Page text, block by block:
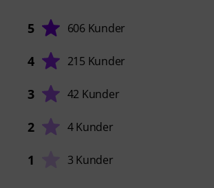
5 606 Kunder
4 215 Kunder
3 42 Kunder
2 4 Kunder
1 3 Kunder